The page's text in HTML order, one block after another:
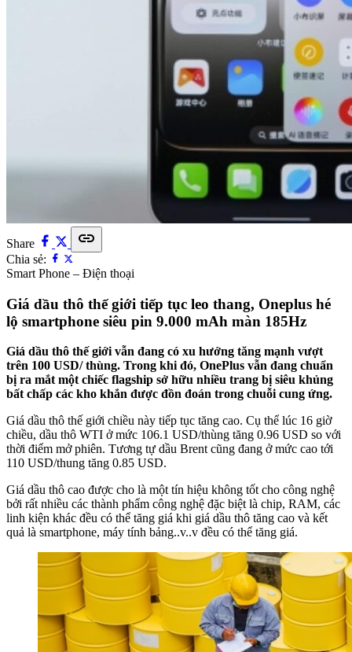
Share link
Chia sẻ:
Smart Phone – Điện thoại
Giá dầu thô thế giới tiếp tục leo thang, Oneplus hé
lộ smartphone siêu pin 9.000 mAh màn 185Hz
Giá dầu thô thế giới vẫn đang có xu hướng tăng mạnh vượt
trên 100 USD/ thùng. Trong khi đó, OnePlus vẫn đang chuẩn
bị ra mắt một chiếc flagship sở hữu nhiều trang bị siêu khủng
bất chấp các kho khắn được đồn đoán trong chuỗi cung ứng.
Giá dầu thô thế giới chiều này tiếp tục tăng cao. Cụ thể lúc 16 giờ
chiều, dầu thô WTI ở mức 106.1 USD/thùng tăng 0.96 USD so với
thời điểm mở phiên. Tương tự dầu Brent cũng đang ở mức cao tới
110 USD/thung tăng 0.85 USD.
Giá dầu thô cao được cho là một tín hiệu không tốt cho công nghệ
bởi rất nhiều các thành phẩm công nghệ đặc biệt là chip, RAM, các
linh kiện khác đều có thể tăng giá khi giá dầu thô tăng cao và kết
quả là smartphone, máy tính bảng..v..v đều có thể tăng giá.